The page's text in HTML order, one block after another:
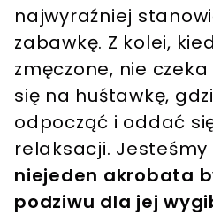
najwyraźniej
zabawkę. Z kolei,
zmęczone, nie
się na huśtawkę,
odpocząć i oddać
relaksacji. Jesteśmy
niejeden akrobata
podziwu dla jej